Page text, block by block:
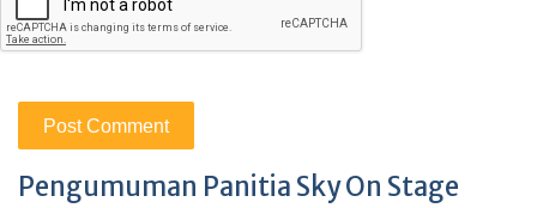
Pengumuman Panitia Sky On Stage